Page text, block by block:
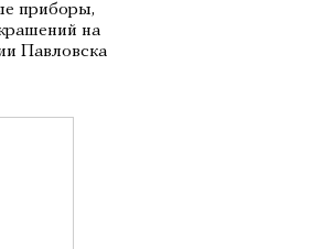
приборы,
на
Павловска